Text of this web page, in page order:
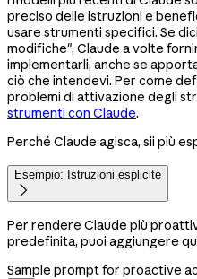
preciso delle istruzioni e
usare strumenti specifici. Se
modifiche", Claude a volte
implementarli, anche se
ciò che intendevi. Per come
problemi di attivazione degli
strumenti con Claude.
Perché Claude agisca, sii più
Esempio: Istruzioni esplicite

Per rendere Claude più
predefinita, puoi aggiungere
Sample prompt for proactive